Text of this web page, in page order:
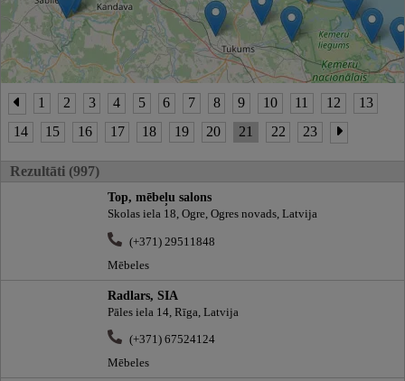
1 2 3 4 5 6 7 8 9 10 11 12
13
14
15 16 17 18 19 20 21 22 23
Rezultāti (997)
Top, mēbeļu salons
Skolas iela 18, Ogre, Ogres novads, Latvija
(+371) 29511848
Mēbeles
Radlars, SIA
Pāles iela 14, Rīga, Latvija
(+371) 67524124
Mēbeles